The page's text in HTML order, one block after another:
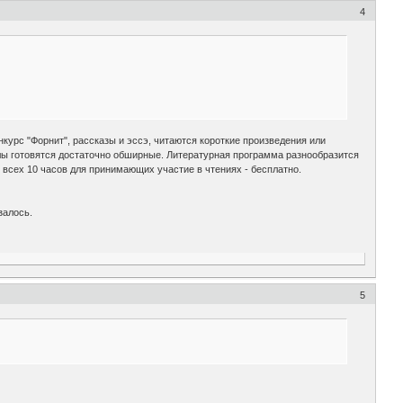
4
"Форнит", рассказы и эссэ, читаются короткие произведения или
достаточно обширные. Литературная программа разнообразится
10 часов для принимающих участие в чтениях - бесплатно.
5